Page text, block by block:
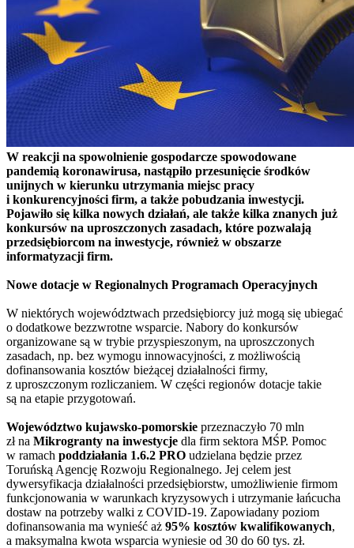
W reakcji na spowolnienie gospodarcze spowodowane
pandemią koronawirusa, nastąpiło przesunięcie środków
unijnych w kierunku utrzymania miejsc pracy
i konkurencyjności firm, a także pobudzania inwestycji.
Pojawiło się kilka nowych działań, ale także kilka znanych już
konkursów na uproszczonych zasadach, które pozwalają
przedsiębiorcom na inwestycje, również w obszarze
informatyzacji firm.
Nowe dotacje w Regionalnych Programach Operacyjnych
W niektórych województwach przedsiębiorcy już mogą się ubiegać
o dodatkowe bezzwrotne wsparcie. Nabory do konkursów
organizowane są w trybie przyspieszonym, na uproszczonych
zasadach, np. bez wymogu innowacyjności, z możliwością
dofinansowania kosztów bieżącej działalności firmy,
z uproszczonym rozliczaniem. W części regionów dotacje takie
są na etapie przygotowań.
Województwo kujawsko-pomorskie przeznaczyło 70 mln
zł na Mikrogranty na inwestycje dla firm sektora MŚP. Pomoc
w ramach poddziałania 1.6.2 PRO udzielana będzie przez
Toruńską Agencję Rozwoju Regionalnego. Jej celem jest
dywersyfikacja działalności przedsiębiorstw, umożliwienie firmom
funkcjonowania w warunkach kryzysowych i utrzymanie łańcucha
dostaw na potrzeby walki z COVID-19. Zapowiadany poziom
dofinansowania ma wynieść aż 95% kosztów kwalifikowanych,
a maksymalna kwota wsparcia wyniesie od 30 do 60 tys. zł.